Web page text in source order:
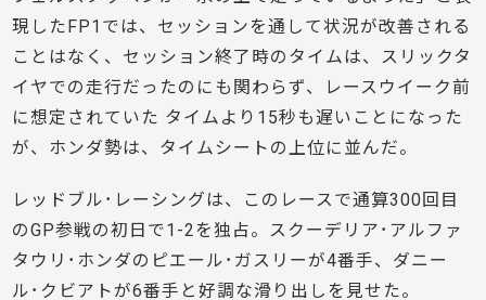
現したFP1では、セッションを通して状況が改善される
ことはなく、セッション終了時のタイムは、スリックタ
イヤでの走行だったのにも関わらず、レースウイーク前
に想定されていた タイムより15秒も遅いことになった
が、ホンダ勢は、タイムシートの上位に並んだ。
レッドブル･レーシングは、このレースで通算300回目
のGP参戦の初日で1-2を独占。スクーデリア･アルファ
タウリ･ホンダのピエール･ガスリーが4番手、ダニー
ル･クビアトが6番手と好調な滑り出しを見せた。